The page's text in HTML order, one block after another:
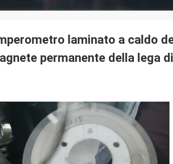
laminato a caldo
permanente della lega